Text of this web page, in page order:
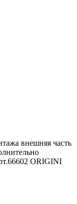
внешняя часть
ORIGINI